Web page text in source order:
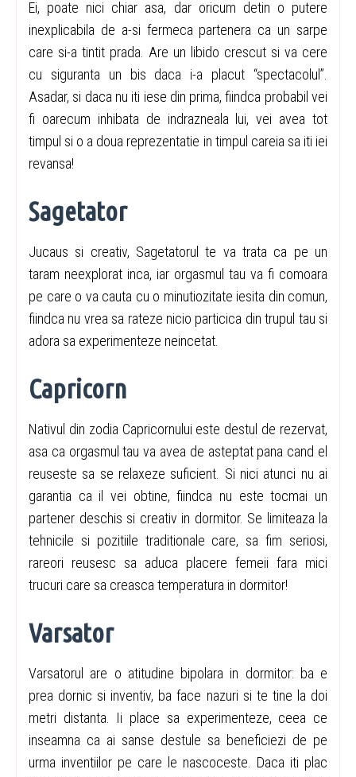
Ei, poate nici chiar asa, dar oricum detin o putere
inexplicabila de a-si fermeca partenera ca un sarpe
care si-a tintit prada. Are un libido crescut si va cere
cu siguranta un bis daca i-a placut “spectacolul”.
Asadar, si daca nu iti iese din prima, fiindca probabil vei
fi oarecum inhibata de indrazneala lui, vei avea tot
timpul si o a doua reprezentatie in timpul careia sa iti iei
revansa!
Sagetator
Jucaus si creativ, Sagetatorul te va trata ca pe un
taram neexplorat inca, iar orgasmul tau va fi comoara
pe care o va cauta cu o minutiozitate iesita din comun,
fiindca nu vrea sa rateze nicio particica din trupul tau si
adora sa experimenteze neincetat.
Capricorn
Nativul din zodia Capricornului este destul de rezervat,
asa ca orgasmul tau va avea de asteptat pana cand el
reuseste sa se relaxeze suficient. Si nici atunci nu ai
garantia ca il vei obtine, fiindca nu este tocmai un
partener deschis si creativ in dormitor. Se limiteaza la
tehnicile si pozitiile traditionale care, sa fim seriosi,
rareori reusesc sa aduca placere femeii fara mici
trucuri care sa creasca temperatura in dormitor!
Varsator
Varsatorul are o atitudine bipolara in dormitor: ba e
prea dornic si inventiv, ba face nazuri si te tine la doi
metri distanta. Ii place sa experimenteze, ceea ce
inseamna ca ai sanse destule sa beneficiezi de pe
urma inventiilor pe care le nascoceste. Daca iti plac